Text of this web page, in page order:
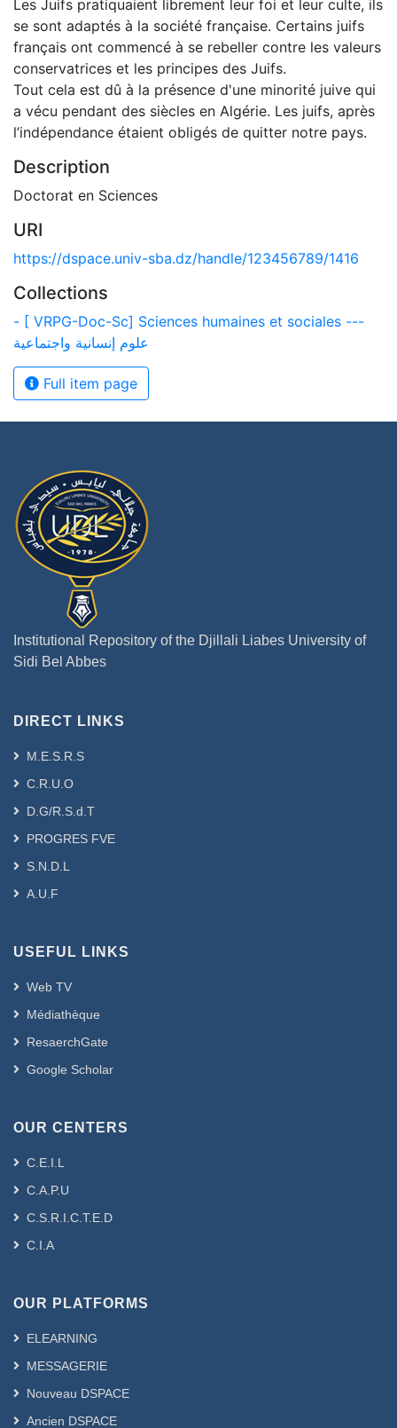
Les Juifs pratiquaient librement leur foi et leur culte, ils
se sont adaptés à la société française. Certains juifs
français ont commencé à se rebeller contre les valeurs
conservatrices et les principes des Juifs.
Tout cela est dû à la présence d'une minorité juive qui
a vécu pendant des siècles en Algérie. Les juifs, après
l’indépendance étaient obligés de quitter notre pays.
Description
Doctorat en Sciences
URI
https://dspace.univ-sba.dz/handle/123456789/1416
Collections
- [ VRPG-Doc-Sc] Sciences humaines et sociales ---
علوم إنسانية واجتماعية
Full item page
Institutional Repository of the Djillali Liabes University of
Sidi Bel Abbes
DIRECT LINKS
M.E.S.R.S
C.R.U.O
D.G/R.S.d.T
PROGRES FVE
S.N.D.L
A.U.F
USEFUL LINKS
Web TV
Médiathèque
ResaerchGate
Google Scholar
OUR CENTERS
C.E.I.L
C.A.P.U
C.S.R.I.C.T.E.D
C.I.A
OUR PLATFORMS
ELEARNING
MESSAGERIE
Nouveau DSPACE
Ancien DSPACE